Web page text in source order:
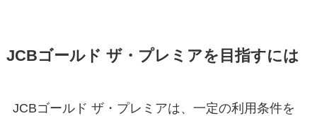
JCBゴールド ザ・プレミアを目指すには
JCBゴールド ザ・プレミアは、一定の利用条件を